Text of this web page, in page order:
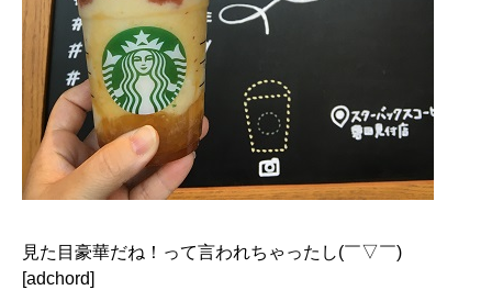
見た目豪華だね！って言われちゃったし(￣▽￣)
[adchord]